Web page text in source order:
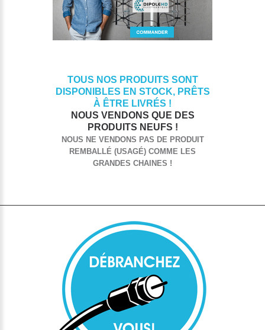
TOUS NOS PRODUITS SONT
DISPONIBLES EN STOCK, PRÊTS
À ÊTRE LIVRÉS !
NOUS VENDONS QUE DES
PRODUITS NEUFS !
NOUS NE VENDONS PAS DE PRODUIT
REMBALLÉ (USAGÉ) COMME LES
GRANDES CHAINES !